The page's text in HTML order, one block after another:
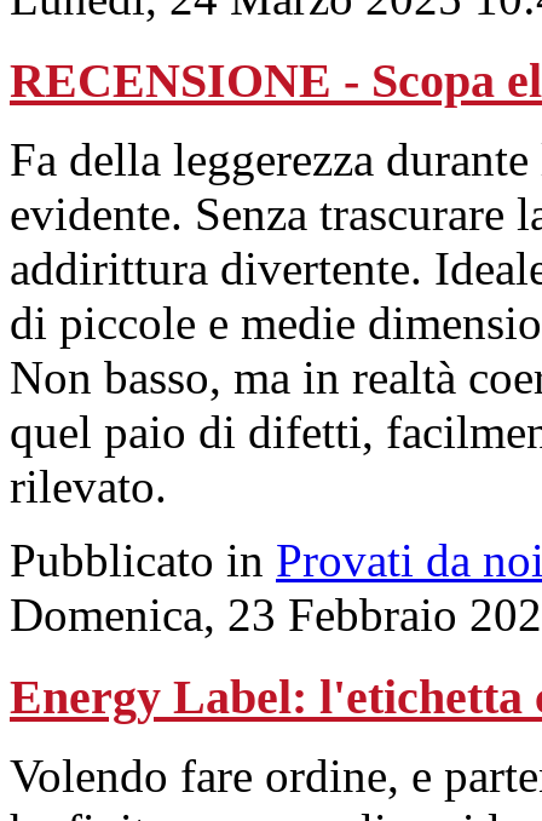
RECENSIONE - Scopa
Fa della leggerezza
evidente. Senza trascurare
addirittura divertente.
di piccole e medie
Non basso, ma in realtà
quel paio di difetti,
rilevato.
Pubblicato in Provati da
Domenica, 23 Febbraio
Energy Label: l'etichetta
Volendo fare ordine, e